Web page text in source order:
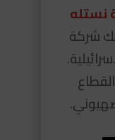
نستله
شركة